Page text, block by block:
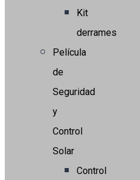
Kit
derrames
Película
de
Seguridad
y
Control
Solar
Control